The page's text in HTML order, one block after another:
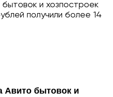
и хозпостроек
получили более 14
Авито бытовок и